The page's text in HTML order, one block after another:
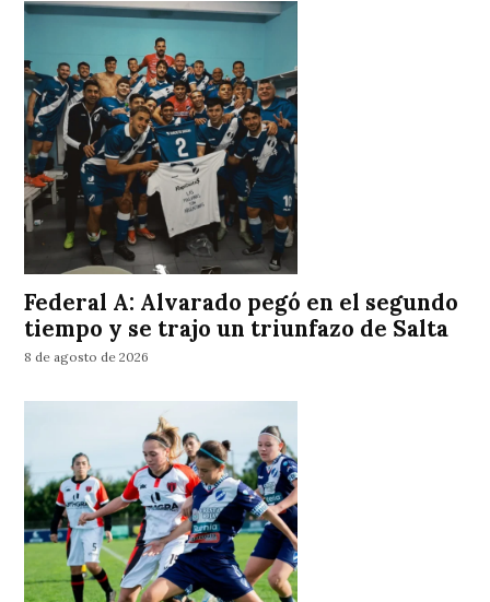
Federal A: Alvarado pegó en el segundo
tiempo y se trajo un triunfazo de Salta
8 de agosto de 2026